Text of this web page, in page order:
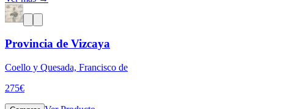
Provincia de Vizcaya
Coello y Quesada, Francisco de
275€